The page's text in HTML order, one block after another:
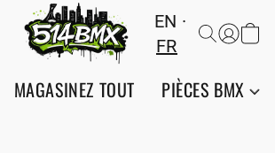
EN
FR
MAGASINEZ TOUT PIÈCES BMX